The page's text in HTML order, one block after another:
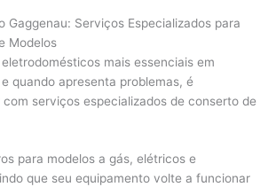
Gaggenau: Serviços Especializados para
Modelos
mais essenciais em
quando apresenta problemas, é
serviços especializados de conserto de
para modelos a gás, elétricos e
que seu equipamento volte a funcionar